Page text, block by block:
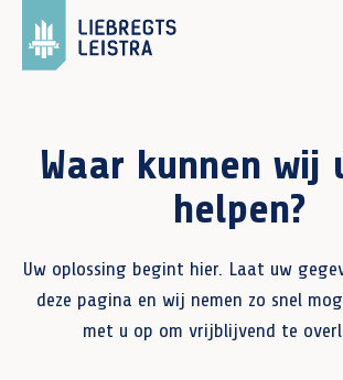
Waar kunnen wij
helpen?
Uw oplossing begint hier. Laat uw
deze pagina en wij nemen zo snel
met u op om vrijblijvend te